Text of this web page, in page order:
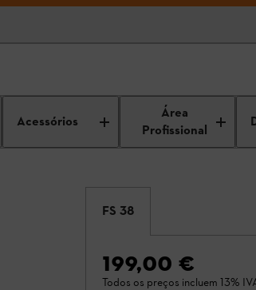
Acessórios
Área
Profissional
FS 38
199,00 €
Todos os preços incluem 13%